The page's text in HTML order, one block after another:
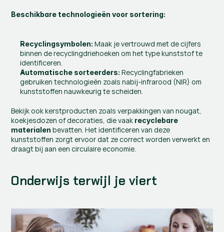
Beschikbare technologieën voor sortering:
Recyclingsymbolen: Maak je vertrouwd met de cijfers
binnen de recyclingdriehoeken om het type kunststof te
identificeren.
Automatische sorteerders: Recyclingfabrieken
gebruiken technologieën zoals nabij-infrarood (NIR) om
kunststoffen nauwkeurig te scheiden.
Bekijk ook kerstproducten zoals verpakkingen van nougat,
koekjesdozen of decoraties, die vaak recyclebare
materialen bevatten. Het identificeren van deze
kunststoffen zorgt ervoor dat ze correct worden verwerkt en
draagt bij aan een circulaire economie.
Onderwijs terwijl je viert